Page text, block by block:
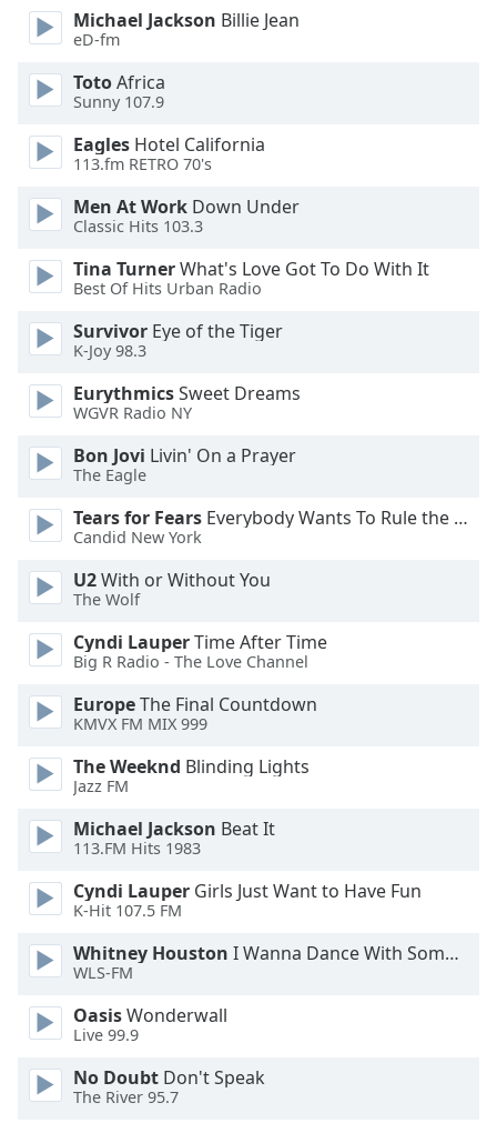
dialog
window.
cancel
and
close
window.
Text
Color
Opacity
Text
Color
Opacity
Caption
Background
Color
Opacity
Font
Size
Text
Edge
Family
Reset
Michael Jackson Billie Jean
eD-fm
TotoAfrica
Sunny 107.9
Eagles Hotel California
113.fm RETRO 70's
Men At Work Down Under
Classic Hits 103.3
Tina TurnerWhat's Love Got To Do With It
Best Of Hits Urban Radio
Survivor Eye of the Tiger
K-Joy 98.3
EurythmicsSweet Dreams
WGVR Radio NY
Bon Jovi Livin' On a Prayer
The Eagle
Tears for Fears Everybody Wants To Rule the World
Candid New York
U2With or Without You
The Wolf
Cyndi LauperTime After Time
Big R Radio - The Love Channel
EuropeThe Final Countdown
KMVX FM MIX 999
The Weeknd Blinding Lights
Jazz FM
Michael Jackson Beat It
113.FM Hits 1983
Cyndi Lauper Girls Just Want to Have Fun
K-Hit 107.5 FM
Whitney Houston I Wanna Dance With Somebody
WLS-FM
OasisWonderwall
Live 99.9
No Doubt Don't Speak
The River 95.7